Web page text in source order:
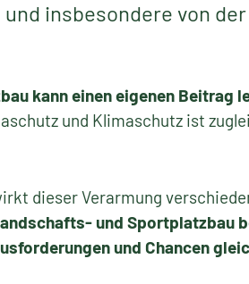
insbesondere von
kann einen eigenen Beitrag
und Klimaschutz ist
dieser Verarmung
und Sportplatzbau
und Chancen